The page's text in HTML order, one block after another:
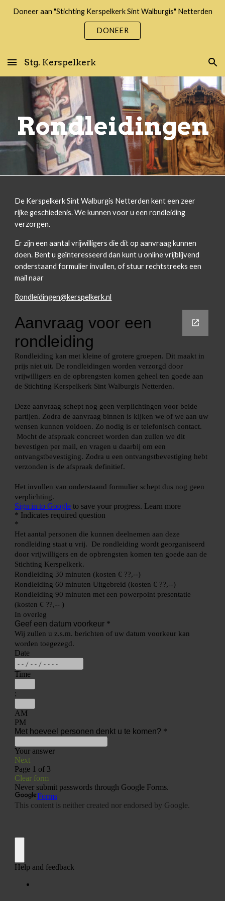
Skip to navigation
Doneer aan "Stichting Kerspelkerk Sint Walburgis" Netterden
DONEER
Stg. Kerspelkerk
Rondleidingen
De Kerspelkerk Sint Walburgis Netterden kent een zeer
rijke geschiedenis. We kunnen voor u een rondleiding
verzorgen.
Er zijn een aantal vrijwilligers die dit op aanvraag kunnen
doen. Bent u geïnteresseerd dan kunt u online vrijblijvend
onderstaand formulier invullen, of stuur rechtstreeks een
mail naar
Rondleidingen@kerspelkerk.nl